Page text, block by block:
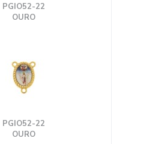
PGIO52-22
OURO
PGIO52-22
OURO